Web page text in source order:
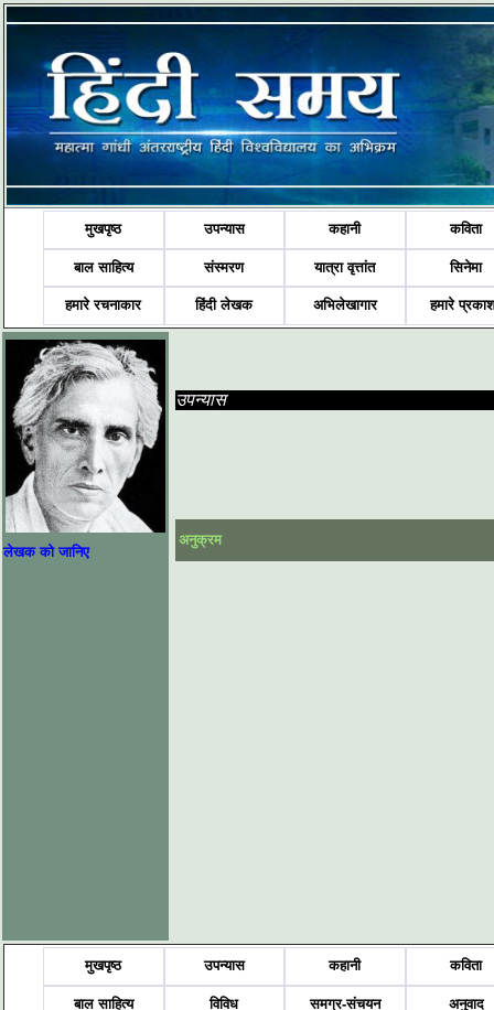
मुखपृष्ठ उपन्यास कहानी कविता
बाल साहित्य संस्मरण यात्रा वृत्तांत सिनेमा
हमारे रचनाकार हिंदी लेखक अभिलेखागार हमारे
लेखक को जानिए
उपन्यास
अनुक्रम
मुखपृष्ठ उपन्यास कहानी कविता
बाल साहित्य विविध समग्र-संचयन अनुवाद